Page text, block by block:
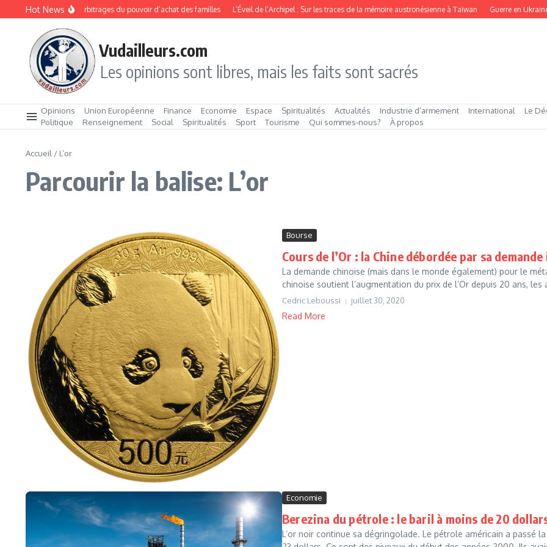
Aller au contenu
Hot News
Rentrée 2026 : les arbitrages du pouvoir d’achat des familles L’Éveil de l’Archipel : Sur les traces de la mémoire austronésienne à Taïwan Guerre en
Vudailleurs.com
Les opinions sont libres, mais les faits sont sacrés
Opinions Union Européenne Finance Economie Espace Spiritualités Actualités Industrie d’armement International Le
Politique
Renseignement Social Spiritualités Sport Tourisme Qui sommes‑nous? À propos
Accueil / L’or
Parcourir la balise: L’or
Bourse
Cours de l’Or : la Chine débordée par sa
La demande chinoise (mais dans le monde également) pour le
chinoise soutient l’augmentation du prix de l’Or depuis 20 ans, les
Cedric Leboussi juillet 30, 2020
Read More
Economie
Berezina du pétrole : le baril à moins de 20
L’or noir continue sa dégringolade. Le pétrole américain a passé